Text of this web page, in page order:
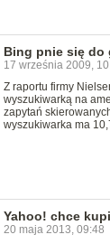
Bing pnie się do
17 września 2009,
Z raportu firmy
wyszukiwarką na
zapytań
wyszukiwarka ma
Yahoo! chce
20 maja 2013, 09:48